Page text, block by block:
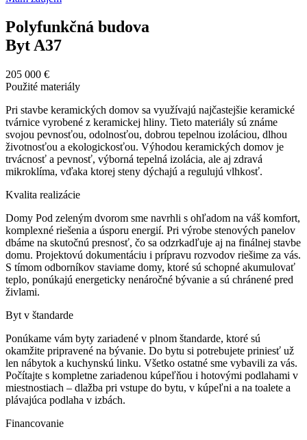
Polyfunkčná budova
Byt A37
205 000 €
Použité materiály
Pri stavbe keramických domov sa využívajú najčastejšie keramické
tvárnice vyrobené z keramickej hliny. Tieto materiály sú známe
svojou pevnosťou, odolnosťou, dobrou tepelnou izoláciou, dlhou
životnosťou a ekologickosťou. Výhodou keramických domov je
trvácnosť a pevnosť, výborná tepelná izolácia, ale aj zdravá
mikroklíma, vďaka ktorej steny dýchajú a regulujú vlhkosť.
Kvalita realizácie
Domy Pod zeleným dvorom sme navrhli s ohľadom na váš komfort,
komplexné riešenia a úsporu energií. Pri výrobe stenových panelov
dbáme na skutočnú presnosť, čo sa odzrkadľuje aj na finálnej stavbe
domu. Projektovú dokumentáciu i prípravu rozvodov riešime za vás.
S tímom odborníkov staviame domy, ktoré sú schopné akumulovať
teplo, ponúkajú energeticky nenáročné bývanie a sú chránené pred
živlami.
Byt v štandarde
Ponúkame vám byty zariadené v plnom štandarde, ktoré sú
okamžite pripravené na bývanie. Do bytu si potrebujete priniesť už
len nábytok a kuchynskú linku. Všetko ostatné sme vybavili za vás.
Počítajte s kompletne zariadenou kúpeľňou i hotovými podlahami v
miestnostiach – dlažba pri vstupe do bytu, v kúpeľni a na toalete a
plávajúca podlaha v izbách.
Financovanie